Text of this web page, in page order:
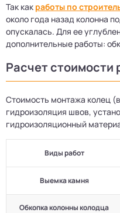
Так как работы по
около года назад колонна
опускалась. Для ее
дополнительные работы:
Расчет стоимости
Стоимость монтажа колец
гидроизоляция швов,
гидроизоляционный
Виды работ
Выемка камня
Обкопка колонны колодца